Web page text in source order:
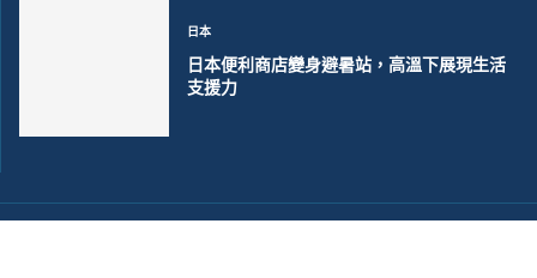
日本
日本便利商店變身避暑站，高溫下展現生活
支援力